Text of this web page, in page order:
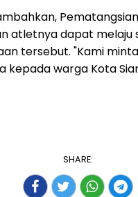
atletnya dapat melaju
tersebut. "Kami
kepada warga Kota
SHARE: